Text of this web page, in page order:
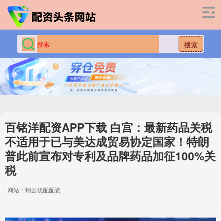
搜索
百铭洋配资APP下载 白宫：最新药品关税
不适用于已与美达成贸易协定国家！特朗
普此前宣布对专利及品牌药品加征100%关
税
网站：翔云优配配资